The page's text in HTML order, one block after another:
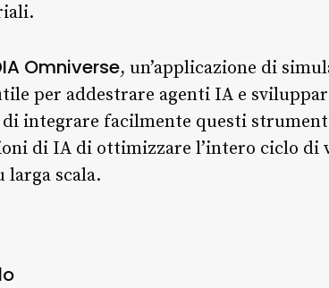
Omniverse, un’applicazione di
per addestrare agenti IA e
integrare facilmente questi
di IA di ottimizzare l’intero ciclo di
scala.